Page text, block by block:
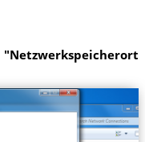
"Netzwerkspeicherort